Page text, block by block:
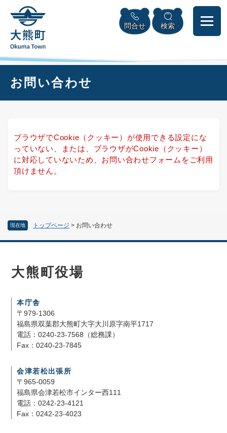
頭
メニューを飛ばして本文へ
問合せ 検索
現在地 トップページ > お問い合わせ
お問い合わせ
ブラウザでCookie（クッキー）が使用できる設定にな
っていない、または、ブラウザがCookie（クッキー）
に対応していないため、お問い合わせフォームをご利用
頂けません。
大熊町役場
本庁舎
〒979-1306
福島県双葉郡大熊町大字大川原字南平1717
電話：0240-23-7568（総務課）
Fax：0240-23-7845
会津若松出張所
〒965-0059
福島県会津若松市インター西111
電話：0242-23-4121
Fax：0242-23-4023